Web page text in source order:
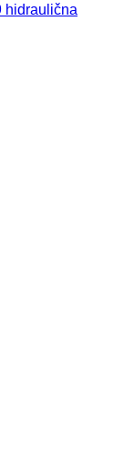
hidraulična